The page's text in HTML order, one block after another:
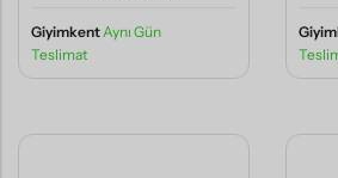
Giyimkent Aynı Gün
Teslimat